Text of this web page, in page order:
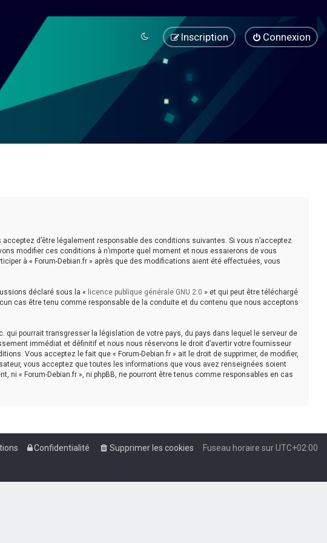
Connexion
Inscription
acceptez d’être légalement responsable des conditions suivantes. Si vous n’acceptez
modifier ces conditions à n’importe quel moment et nous essaierons de vous
à « Forum-Debian.fr » après que des modifications aient été effectuées, vous
déclaré sous la « licence publique générale GNU 2.0 » et qui peut être téléchargé
cas être tenu comme responsable de la conduite et du contenu que nous acceptons
pourrait transgresser la législation de votre pays, du pays dans lequel le serveur de
immédiat et définitif et nous nous réservons le droit d’avertir votre fournisseur
Vous acceptez le fait que « Forum-Debian.fr » ait le droit de supprimer, de modifier,
vous acceptez que toutes les informations que vous avez renseignées soient
« Forum-Debian.fr », ni phpBB, ne pourront être tenus comme responsables en cas
Fuseau horaire surUTC+02:00
Supprimer les cookies
Confidentialité